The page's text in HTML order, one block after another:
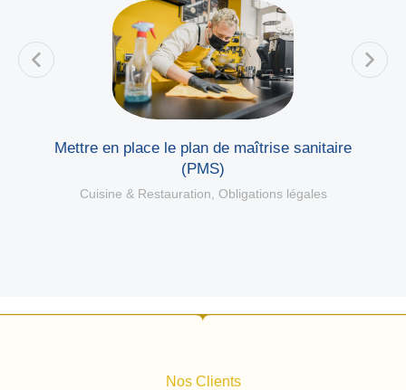
Mettre en place le plan de maîtrise sanitaire
(PMS)
Cuisine & Restauration Obligations légales
Nos Clients